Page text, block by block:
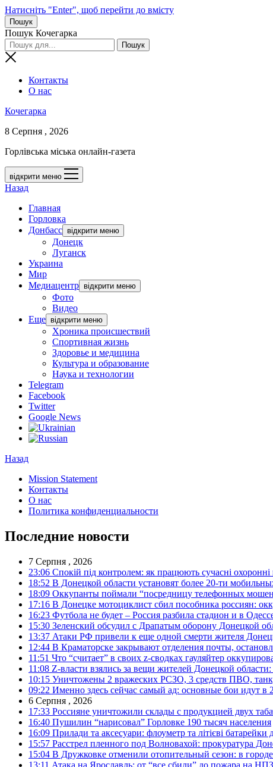
Натисніть "Enter", щоб перейти до вмісту
Пошук
Пошук Кочегарка
Контакты
О нас
Кочегарка
8 Серпня , 2026
Горлівська міська онлайн-газета
відкрити меню
Назад
Главная
Горловка
Донбасс відкрити меню
Донецк
Луганск
Украина
Мир
Медиацентр відкрити меню
Фото
Видео
Еще відкрити меню
Хроника происшествий
Спортивная жизнь
Здоровье и медицина
Культура и образование
Наука и технологии
Telegram
Facebook
Twitter
Google News
Назад
Mission Statement
Контакты
О нас
Политика конфиденциальности
Последние новости
7 Серпня , 2026
23:06 Спокій під контролем: як працюють сучасні охоронні
18:52 В Донецкой области установят более 20-ти
18:09 Оккупанты поймали “посредницу телефонных
17:16 В Донецке мотоциклист сбил пособника россиян:
16:23 Футбола не будет – Россия разбила стадион и в
15:30 Зеленский обсудил с Драпатым оборону Донецкой
13:37 Атаки РФ привели к еще одной смерти жителя
12:44 В Краматорске закрывают отделения почты,
11:51 Что “считает” в своих z-сводках гауляйтер
11:08 Z-власти взялись за вещи жителей Донецкой
10:15 Уничтожены 2 вражеских РСЗО, 3 средств ПВО,
09:22 Именно здесь сейчас самый ад: основные бои идут в
6 Серпня , 2026
17:33 Россияне уничтожили склады с продукцией двух
16:40 Пушилин “нарисовал” Горловке 190 тысяч населения
16:09 Прилади та аксесуари: флоуметр та літієві батарейки
15:57 Расстрел пленного под Волновахой: прокуратура
15:04 В Дружковке отменили отопительный сезон: в
13:11 Атака на Ярославль: от “все сбили” до пожара на НПЗ